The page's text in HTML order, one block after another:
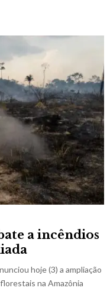
a incêndios
hoje (3) a ampliação
na Amazônia